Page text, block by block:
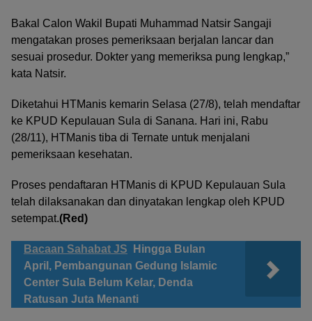
Bakal Calon Wakil Bupati Muhammad Natsir Sangaji
mengatakan proses pemeriksaan berjalan lancar dan
sesuai prosedur. Dokter yang memeriksa pung lengkap,”
kata Natsir.
Diketahui HTManis kemarin Selasa (27/8), telah mendaftar
ke KPUD Kepulauan Sula di Sanana. Hari ini, Rabu
(28/11), HTManis tiba di Ternate untuk menjalani
pemeriksaan kesehatan.
Proses pendaftaran HTManis di KPUD Kepulauan Sula
telah dilaksanakan dan dinyatakan lengkap oleh KPUD
setempat.(Red)
Bacaan Sahabat JS
Hingga Bulan
April, Pembangunan Gedung Islamic
Center Sula Belum Kelar, Denda
Ratusan Juta Menanti